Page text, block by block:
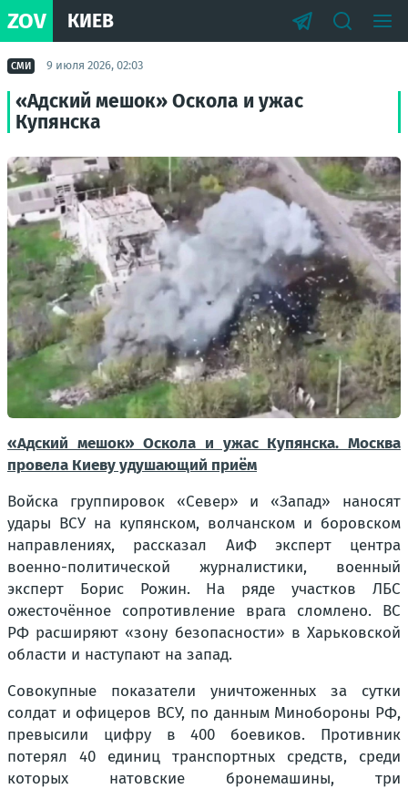
ZOV КИЕВ
СМИ 9 июля 2026, 02:03
«Адский мешок» Оскола и ужас
Купянска
«Адский мешок» Оскола и ужас Купянска. Москва
провела Киеву удушающий приём
Войска группировок «Север» и «Запад» наносят
удары ВСУ на купянском, волчанском и боровском
направлениях, рассказал АиФ эксперт центра
военно-политической журналистики, военный
эксперт Борис Рожин. На ряде участков ЛБС
ожесточённое сопротивление врага сломлено. ВС
РФ расширяют «зону безопасности» в Харьковской
области и наступают на запад.
Совокупные показатели уничтоженных за сутки
солдат и офицеров ВСУ, по данным Минобороны РФ,
превысили цифру в 400 боевиков. Противник
потерял 40 единиц транспортных средств, среди
которых натовские бронемашины, три